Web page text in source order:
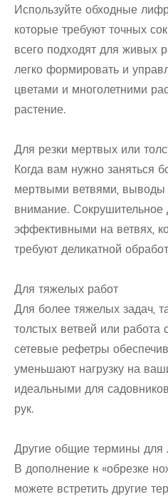
Используйте обходные
которые требуют точных
всего подходят для живых
легко формировать и
цветами и многолетними
растение.
Для резки мертвых или
Когда вам нужно заняться
мертвыми ветвями,
внимание. Сокрушительное
эффективными на ветвях,
требуют деликатной
Для тяжелых работ
Для более тяжелых задач,
толстых ветвей или работа
сетевые рефетры
уменьшают нагрузку на
идеальными для
рук.
Другие общие термины для
В дополнение к «обрезке
можете встретить другие